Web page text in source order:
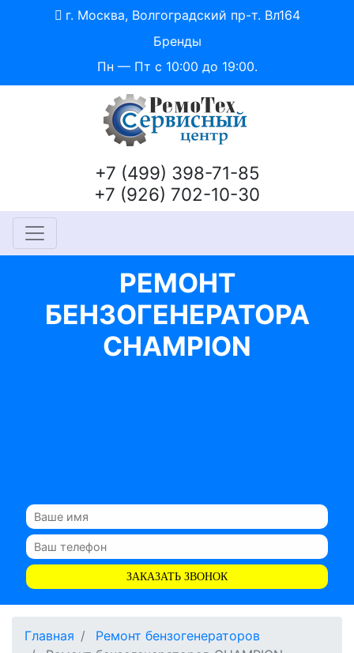
г. Москва, Волгоградский пр-т. Вл164
Бренды
Пн — Пт с 10:00 до 19:00.
+7 (499) 398-71-85
+7 (926) 702-10-30
РЕМОНТ
БЕНЗОГЕНЕРАТОРА
CHAMPION
ЗАКАЗАТЬ ЗВОНОК
Главная
Ремонт бензогенераторов